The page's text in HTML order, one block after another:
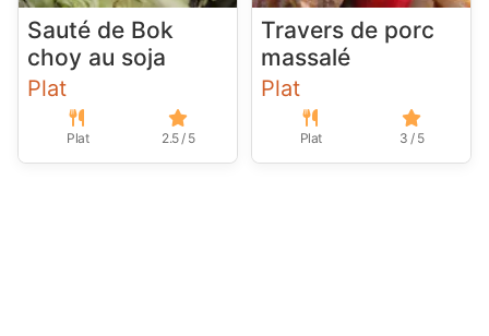
Sauté de Bok
choy au soja
Plat
Plat 2.5 / 5
Travers de porc
massalé
Plat
Plat 3 / 5